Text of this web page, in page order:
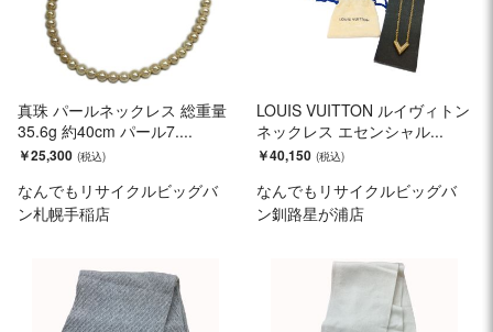
真珠 パールネックレス 総重量
35.6g 約40cm パール7....
￥25,300
なんでもリサイクルビッグバ
ン札幌手稲店
LOUIS VUITTON ルイヴィトン
ネックレス エセンシャル...
￥40,150
なんでもリサイクルビッグバ
ン釧路星が浦店